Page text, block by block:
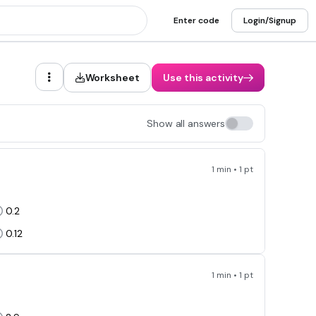
Enter code Login/Signup
Worksheet Use this activity
Show all answers
1 min • 1 pt
0.2
0.12
1 min • 1 pt